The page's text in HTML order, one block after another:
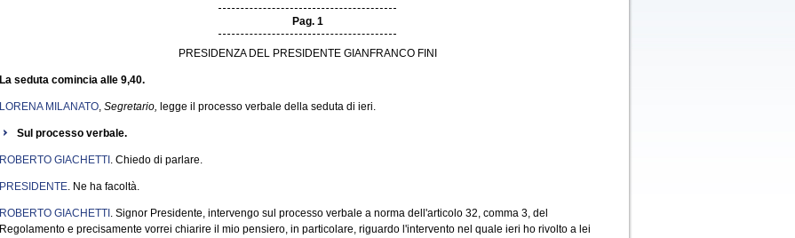
Pag. 1
PRESIDENZA DEL PRESIDENTE GIANFRANCO FINI
La seduta comincia alle 9,40.
LORENA MILANATO, Segretario, legge il processo verbale della seduta di ieri.
Sul processo verbale.
ROBERTO GIACHETTI . Chiedo di parlare.
PRESIDENTE. Ne ha facoltà.
ROBERTO GIACHETTI . Signor Presidente, intervengo sul processo verbale a norma dell'articolo 32, comma 3, del
Regolamento e precisamente vorrei chiarire il mio pensiero, in particolare, riguardo l'intervento nel quale ieri ho rivolto a lei